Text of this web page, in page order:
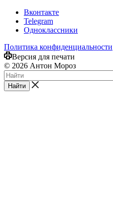
Вконтакте
Telegram
Одноклассники
Политика конфиденциальности
Версия для печати
© 2026 Антон Мороз
Найти